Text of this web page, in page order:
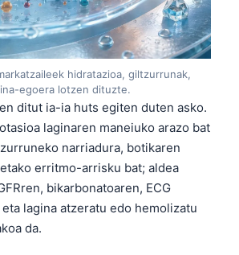
hidratazioa, giltzurrunak,
egoera lotzen dituzte.
ditut ia-ia huts egiten duten asko.
laginaren maneiuko arazo bat
narriadura, botikaren
erritmo-arrisku bat; aldea
bikarbonatoaren, ECG
lagina atzeratu edo hemolizatu
da.